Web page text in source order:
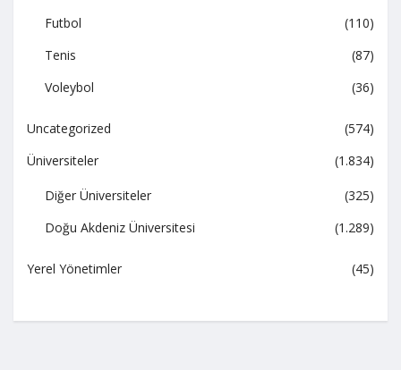
Futbol
(110)
Tenis
(87)
Voleybol
(36)
Uncategorized
(574)
Üniversiteler
(1.834)
Diğer Üniversiteler
(325)
Doğu Akdeniz Üniversitesi
(1.289)
Yerel Yönetimler (45)